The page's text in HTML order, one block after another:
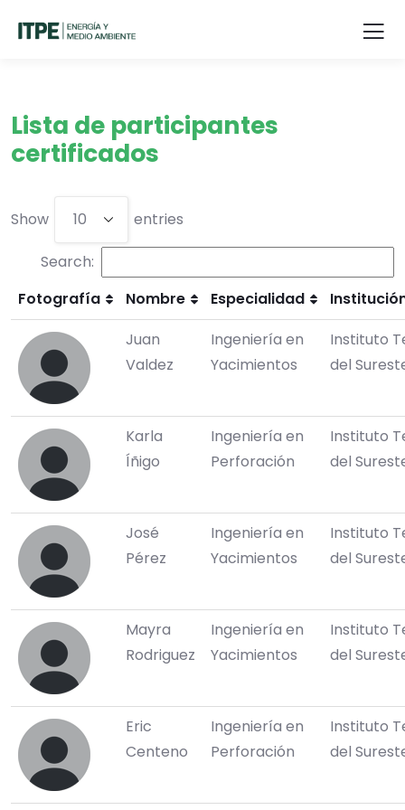
Lista de participantes
certificados
Show entries
Search:
Fotografía
Nombre Especialidad
Juan
Valdez
Ingeniería en
Yacimientos
Instituto
del
Karla
Íñigo
Ingeniería en
Perforación
Instituto
del
José
Pérez
Ingeniería en
Yacimientos
Instituto
del
Mayra
Rodriguez
Ingeniería en
Yacimientos
Instituto
del
Eric
Centeno
Ingeniería en
Perforación
Instituto
del